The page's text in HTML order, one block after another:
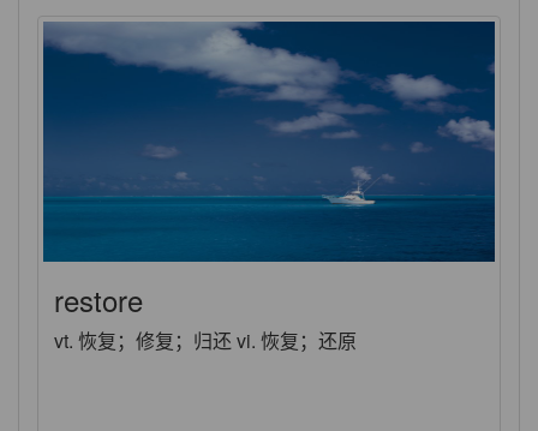
restore
vt. 恢复；修复；归还 vi. 恢复；还原